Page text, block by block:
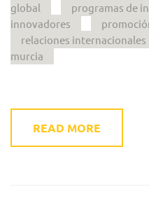
global
programas de
innovadores
relaciones internacionales
murcia
READ MORE